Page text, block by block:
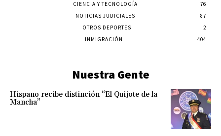
CIENCIA Y TECNOLOGÍA
76
NOTICIAS JUDICIALES
87
OTROS DEPORTES
2
INMIGRACIÓN
404
Nuestra Gente
Hispano recibe distinción “El Quijote de la
Mancha”